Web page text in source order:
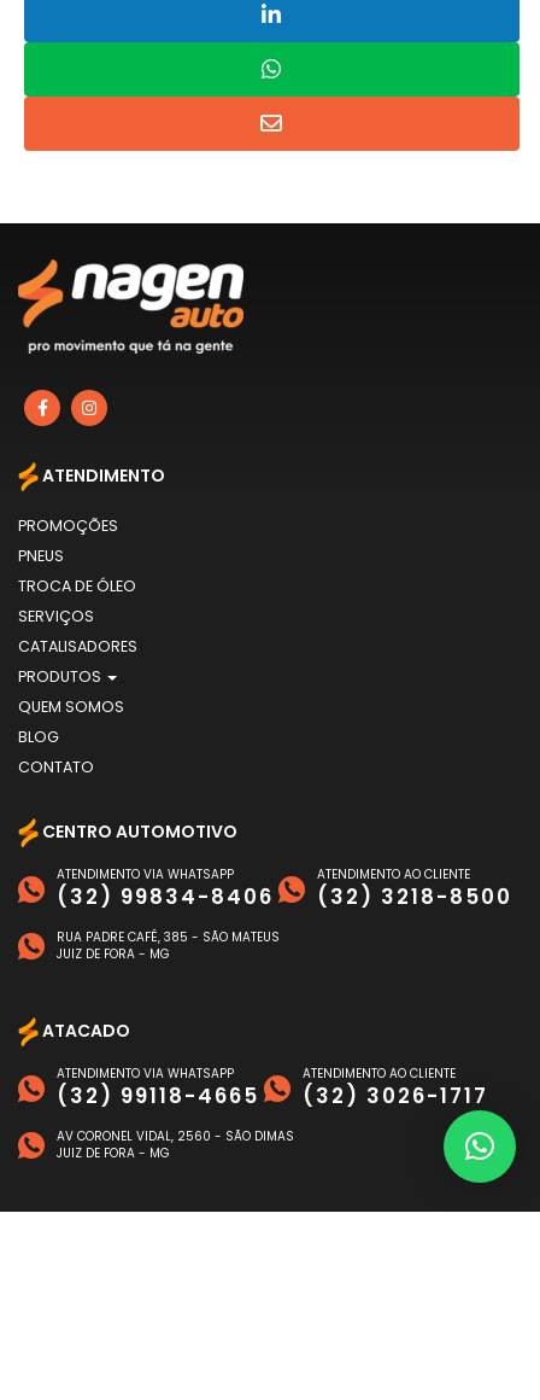
ATENDIMENTO
PROMOÇÕES
PNEUS
TROCA DE ÓLEO
SERVIÇOS
CATALISADORES
PRODUTOS
QUEM SOMOS
BLOG
CONTATO
CENTRO AUTOMOTIVO
ATENDIMENTO VIA WHATSAPP
(32) 99834-8406
ATENDIMENTO AO CLIENTE
(32) 3218-8500
RUA PADRE CAFÉ, 385 - SÃO MATEUS
JUIZ DE FORA - MG
ATACADO
ATENDIMENTO VIA WHATSAPP
(32) 99118-4665
ATENDIMENTO AO CLIENTE
(32) 3026-1717
AV CORONEL VIDAL, 2560 - SÃO DIMAS
JUIZ DE FORA - MG